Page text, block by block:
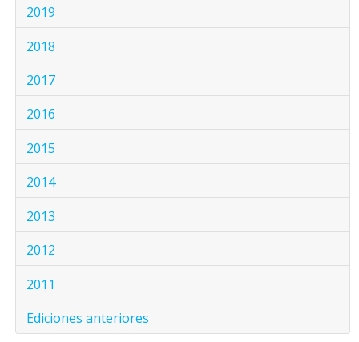
2019
2018
2017
2016
2015
2014
2013
2012
2011
Ediciones anteriores